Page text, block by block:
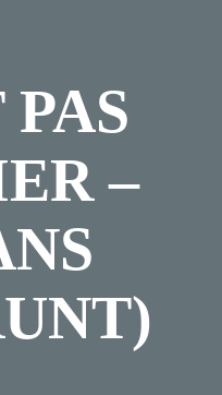
PAS
–